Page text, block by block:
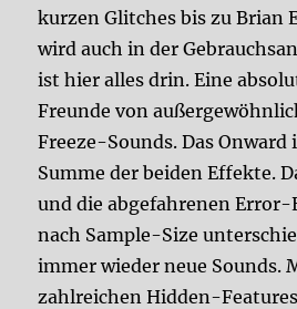
kurzen Glitches bis zu Brian
wird auch in der
ist hier alles drin. Eine
Freunde von
Freeze-Sounds. Das Onward
Summe der beiden Effekte.
und die abgefahrenen Error-
nach Sample-Size
immer wieder neue Sounds.
zahlreichen Hidden-